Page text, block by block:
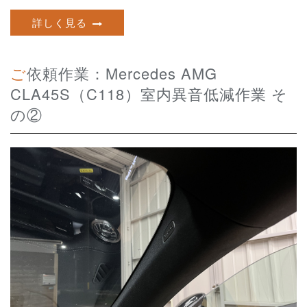
詳しく見る
ご依頼作業：Mercedes AMG
CLA45S（C118）室内異音低減作業 そ
の②